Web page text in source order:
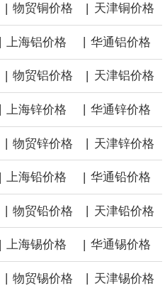
原油价格，与此同时，各方正就一项旨在
力的协议进行谈判。尽管胡塞武装的威胁
原油的替代路线，但沙特方面仍下调了价
| 物贸铜价格 | 天津铜价格
上海铝价格 华通铝价格
| 物贸铝价格 | 天津铝价格
上海锌价格 华通锌价格
| 物贸锌价格 | 天津锌价格
| 上海铅价格 | 华通铅价格
物贸铅价格 天津铅价格
| 上海锡价格 | 华通锡价格
物贸锡价格 天津锡价格